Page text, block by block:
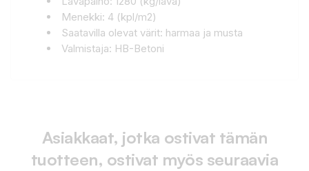
Menekki: 4 (kpl/m2)
Saatavilla olevat värit: harmaa ja musta
Valmistaja: HB-Betoni
Asiakkaat, jotka ostivat tämän
tuotteen, ostivat myös seuraavia